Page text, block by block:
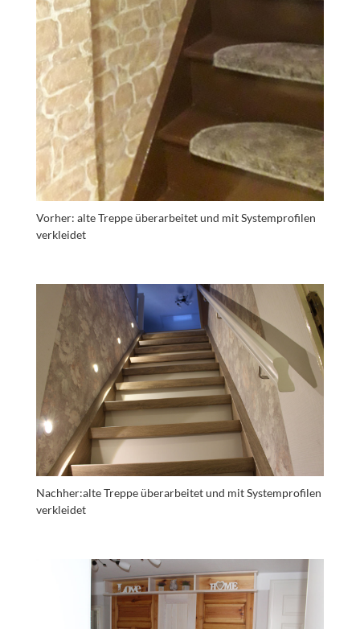
Vorher: alte Treppe überarbeitet und mit Systemprofilen
verkleidet
Nachher:alte Treppe überarbeitet und mit Systemprofilen
verkleidet